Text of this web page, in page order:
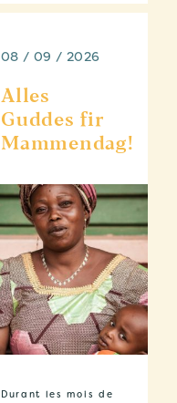
08 / 09 / 2026
Alles
Guddes fir
Mammendag!
Durant les mois de